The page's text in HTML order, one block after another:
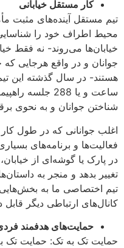
کار مستقل خیابانی
تیم مستقل آینده‌های مثبت
محیط اطراف خود را
خیابان‌ها می‌روند- نه فقط
جوانان و در واقع هرجایی که
ساعت و یا 288
شناختن جوانان و به نحوی
اغلب جوانانی که در طول
فعالیت‌ها و برنامه‌های
در پارک یا گوشه‌ای از
تغییر بدهد و منجر به
تیم اختصاصی ما به
کانال‌های ارتباطی دیگر
حمایت‌های هدفمند
حمایت‌ تک به تک: حمایت تک